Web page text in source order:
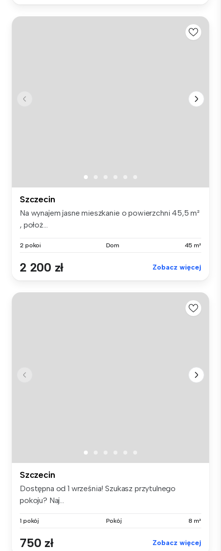
Szczecin
Na wynajem jasne mieszkanie o powierzchni 45,5 m²
, położ...
2 pokoi Dom 45 m²
2 200 zł Zobacz więcej
Szczecin
Dostępna od 1 września! Szukasz przytulnego
pokoju? Naj...
1 pokój Pokój 8 m²
750 zł Zobacz więcej